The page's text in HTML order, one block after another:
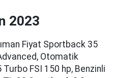
2023
Fiyat Sportback 35
Otomatik
FSI 150 hp, Benzinli